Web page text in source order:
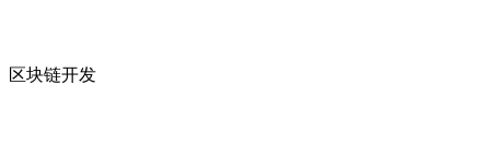
区块链开发